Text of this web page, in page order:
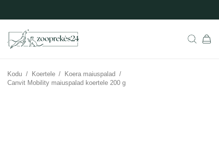
Kodu / Koertele / Koera maiuspalad /
Canvit Mobility maiuspalad koertele 200 g